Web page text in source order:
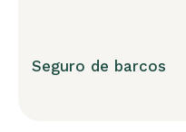
Seguro de barcos